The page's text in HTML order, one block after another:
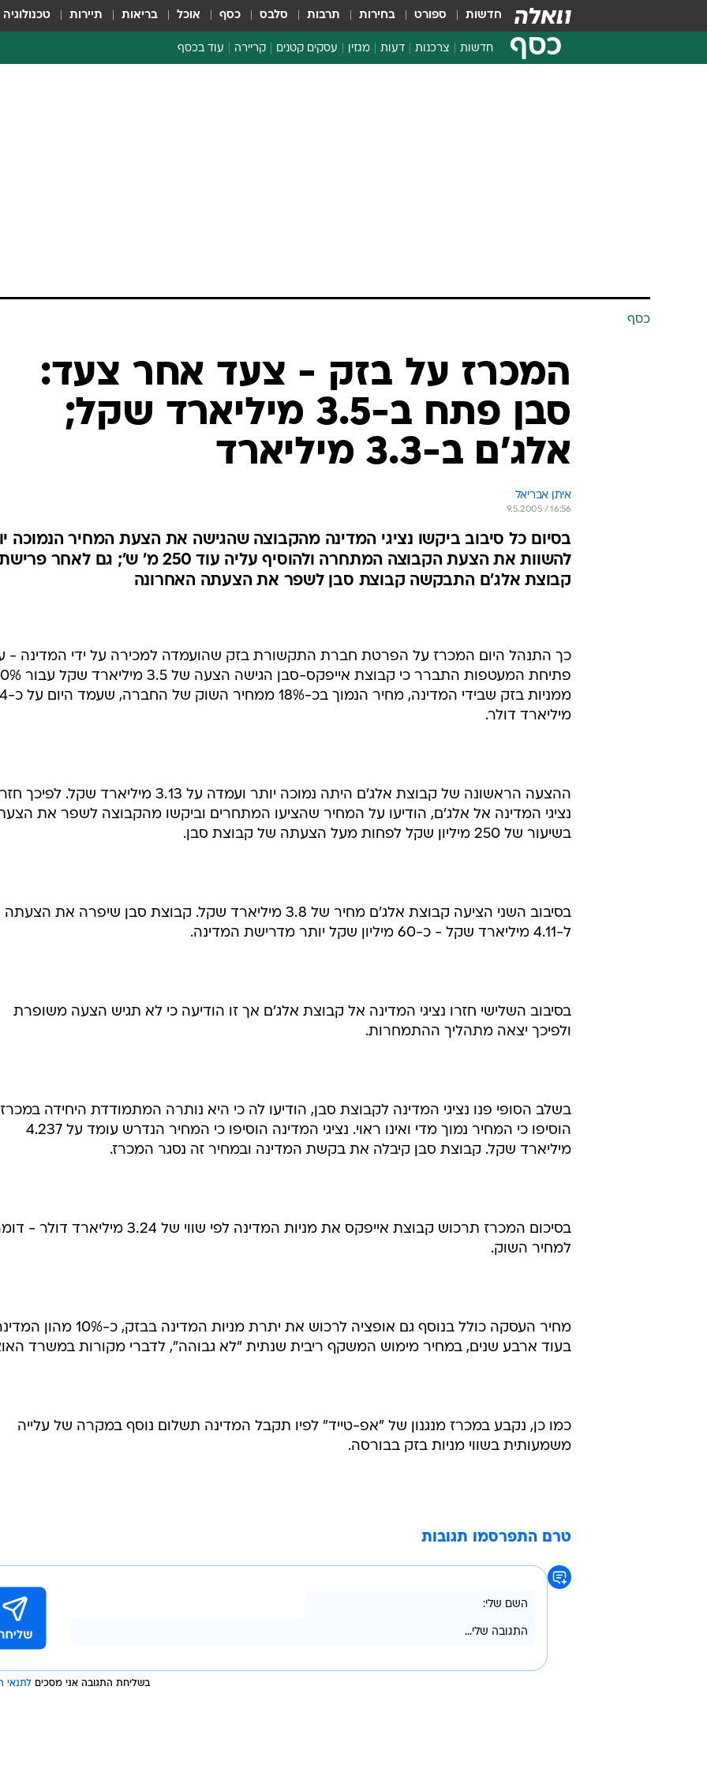
חדשות ספורט בחירות תרבות סלבס כסף אוכל בריאות תיירות טכנולוגיה
כסף חדשות צרכנות דעות מגזין עסקים קטנים קריירה עוד בכסף
כסף
המכרז על בזק - צעד אחר צעד:
סבן פתח ב-3.5 מיליארד שקל;
אלג'ם ב-3.3 מיליארד
איתן אבריאל
9.5.2005 / 16:56
בסיום כל סיבוב ביקשו נציגי המדינה מהקבוצה שהגישה את הצעת המחיר הנמוכה
להשוות את הצעת הקבוצה המתחרה ולהוסיף עליה עוד 250 מ' ש'; גם לאחר
קבוצת אלג'ם התבקשה קבוצת סבן לשפר את הצעתה האחרונה
כך התנהל היום המכרז על הפרטת חברת התקשורת בזק שהועמדה למכירה על ידי המדינה -
פתיחת המעטפות התברר כי קבוצת אייפקס-סבן הגישה
ממניות בזק
מיליארד דולר.
ההצעה הראשונה של קבוצת אלג'ם היתה נמוכה יותר ועמדה על 3.13 מיליארד שקל. לפיכך
נציגי המדינה אל אלג'ם, הודיעו על המחיר שהציעו המתחרים וביקשו מהקבוצה לשפר את
בשיעור של 250 מיליון שקל לפחות מעל הצעתה של קבוצת סבן.
בסיבוב השני הציעה קבוצת אלג'ם מחיר של 3.8 מיליארד שקל. קבוצת סבן שיפרה את הצעתה
ל-4.11 מיליארד שקל - כ-60 מיליון שקל יותר מדרישת המדינה.
בסיבוב השלישי חזרו נציגי המדינה אל קבוצת אלג'ם אך זו הודיעה כי לא תגיש הצעה משופרת
ולפיכך יצאה מתהליך ההתמחרות.
בשלב הסופי פנו נציגי המדינה לקבוצת סבן, הודיעו לה כי היא נותרה המתמודדת היחידה
הוסיפו כי המחיר נמוך מדי ואינו ראוי. נציגי המדינה הוסיפו כי המחיר הנדרש עומד על 4.237
מיליארד שקל. קבוצת סבן קיבלה את בקשת המדינה ובמחיר זה נסגר המכרז.
בסיכום המכרז תרכוש קבוצת אייפקס את מניות המדינה לפי שווי של 3.24 מיליארד
למחיר השוק.
מחיר העסקה כולל בנוסף גם אופציה לרכוש את יתרת מניות המדינה בבזק, כ-10%
בעוד ארבע שנים, במחיר מימוש המשקף ריבית שנתית "לא גבוהה", לדברי מקורות במשרד
כמו כן, נקבע במכרז מנגנון של "אפ-טייד" לפיו תקבל המדינה תשלום נוסף במקרה של עלייה
משמעותית בשווי מניות בזק בבורסה.
טרם התפרסמו תגובות
בשליחת התגובה אני מסכים לתנאי